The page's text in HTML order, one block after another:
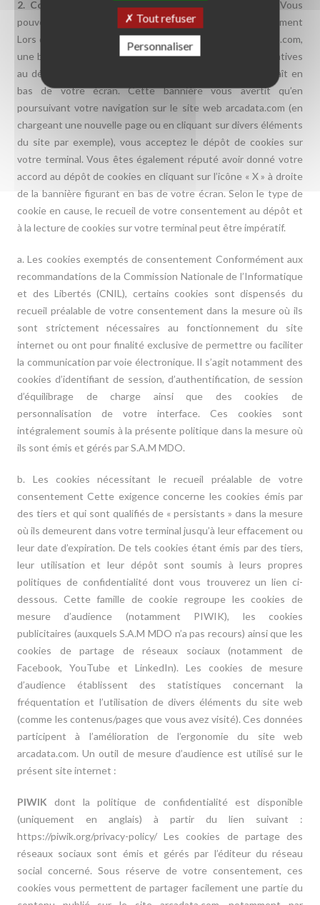
2. Configuration de vos préférences sur les cookies Vous
pouvez accepter ou refuser le dépôt de cookies à tout moment
Lors de votre première connexion sur le site web arcadata.com,
une bannière présentant brièvement des informations relatives
au dépôt de cookies et de technologies similaires apparaît en
bas de votre écran. Cette bannière vous avertit qu’en
poursuivant votre navigation sur le site web arcadata.com (en
chargeant une nouvelle page ou en cliquant sur divers éléments
du site par exemple), vous acceptez le dépôt de cookies sur
votre terminal. Vous êtes également réputé avoir donné votre
accord au dépôt de cookies en cliquant sur l’icône « X » à droite
de la bannière figurant en bas de votre écran. Selon le type de
cookie en cause, le recueil de votre consentement au dépôt et
à la lecture de cookies sur votre terminal peut être impératif.
a. Les cookies exemptés de consentement Conformément aux
recommandations de la Commission Nationale de l’Informatique
et des Libertés (CNIL), certains cookies sont dispensés du
recueil préalable de votre consentement dans la mesure où ils
sont strictement nécessaires au fonctionnement du site
internet ou ont pour finalité exclusive de permettre ou faciliter
la communication par voie électronique. Il s’agit notamment des
cookies d’identifiant de session, d’authentification, de session
d’équilibrage de charge ainsi que des cookies de
personnalisation de votre interface. Ces cookies sont
intégralement soumis à la présente politique dans la mesure où
ils sont émis et gérés par S.A.M MDO.
b. Les cookies nécessitant le recueil préalable de votre
consentement Cette exigence concerne les cookies émis par
des tiers et qui sont qualifiés de « persistants » dans la mesure
où ils demeurent dans votre terminal jusqu’à leur effacement ou
leur date d’expiration. De tels cookies étant émis par des tiers,
leur utilisation et leur dépôt sont soumis à leurs propres
politiques de confidentialité dont vous trouverez un lien ci-
dessous. Cette famille de cookie regroupe les cookies de
mesure d’audience (notamment PIWIK), les cookies
publicitaires (auxquels S.A.M MDO n’a pas recours) ainsi que les
cookies de partage de réseaux sociaux (notamment de
Facebook, YouTube et LinkedIn). Les cookies de mesure
d’audience établissent des statistiques concernant la
fréquentation et l’utilisation de divers éléments du site web
(comme les contenus/pages que vous avez visité). Ces données
participent à l’amélioration de l’ergonomie du site web
arcadata.com. Un outil de mesure d’audience est utilisé sur le
présent site internet :
PIWIKdont la politique de confidentialité est disponible
(uniquement en anglais) à partir du lien suivant :
https://piwik.org/privacy-policy/ Les cookies de partage des
réseaux sociaux sont émis et gérés par l’éditeur du réseau
social concerné. Sous réserve de votre consentement, ces
cookies vous permettent de partager facilement une partie du
Tout refuser
Personnaliser